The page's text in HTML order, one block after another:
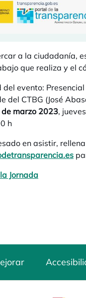
a la ciudadanía,
que realiza y el
evento: Presencial
del CTBG (José
de marzo 2023, jueves
h
en asistir,
Jornada